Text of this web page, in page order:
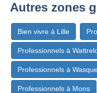
Autres zones
Bien vivre à Lille
Professionnels à
Professionnels à
Professionnels à Mons